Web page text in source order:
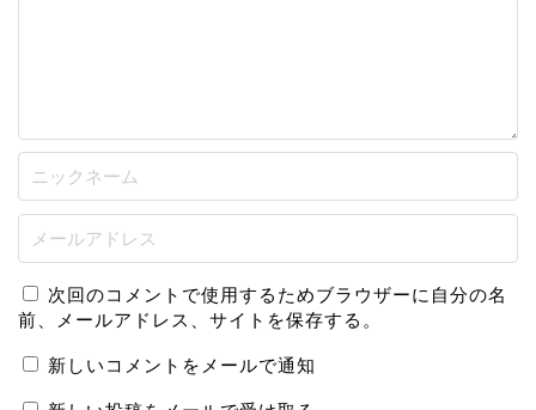
次回のコメントで使用するためブラウザーに自分の名
前、メールアドレス、サイトを保存する。
新しいコメントをメールで通知